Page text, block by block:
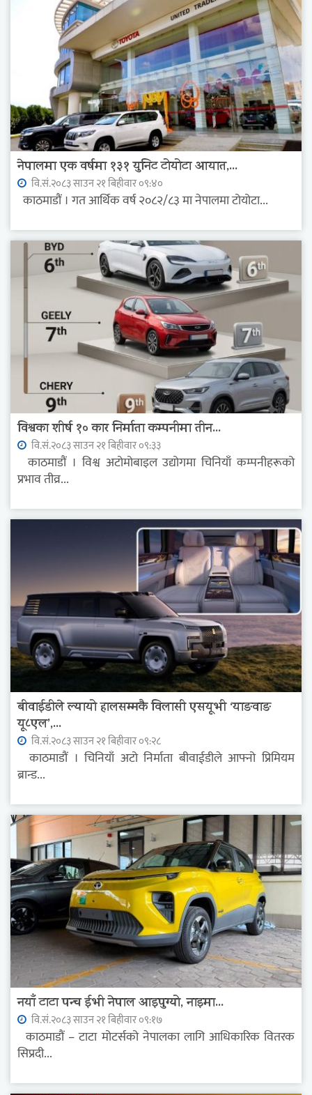
नेपालमा एक वर्षमा १३१ युनिट टोयोटा आयात,...
वि.सं.२०८३ साउन २१ बिहीवार ०९:४०
काठमाडौं । गत आर्थिक वर्ष २०८२/८३ मा नेपालमा टोयोटा...
विश्वका शीर्ष १० कार निर्माता कम्पनीमा तीन...
वि.सं.२०८३ साउन २१ बिहीवार ०९:३३
काठमाडौं । विश्व अटोमोबाइल उद्योगमा चिनियाँ कम्पनीहरूको
प्रभाव तीव्र...
बीवाईडीले ल्यायो हालसम्मकै विलासी एसयूभी ‘याङवाङ
यू८एल’,...
वि.सं.२०८३ साउन २१ बिहीवार ०९:२८
काठमाडौं । चिनियाँ अटो निर्माता बीवाईडीले आफ्नो प्रिमियम
ब्रान्ड...
नयाँ टाटा पन्च ईभी नेपाल आइपुग्यो, नाइमा...
वि.सं.२०८३ साउन २१ बिहीवार ०९:१७
काठमाडौं – टाटा मोटर्सको नेपालका लागि आधिकारिक वितरक
सिप्रदी...